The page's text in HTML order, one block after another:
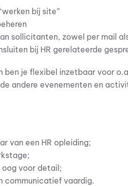
bij site”
sollicitanten, zowel per mail
bij HR gerelateerde
ben je flexibel inzetbaar voor
andere evenementen en
van een HR opleiding;
voor detail;
communicatief vaardig.